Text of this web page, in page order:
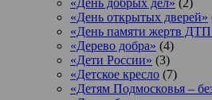
«День открытых дверей»
«День памяти жертв
«Дерево добра» (4)
«Дети России» (3)
«Детское кресло (7)
«Детям Подмосковья –